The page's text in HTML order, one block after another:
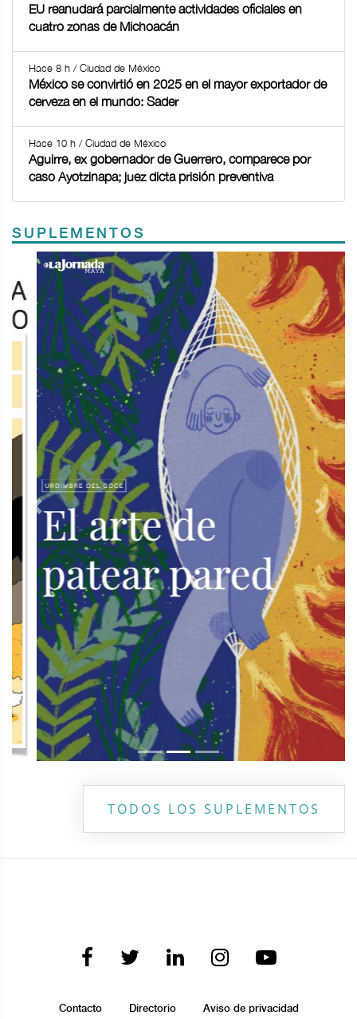
EU reanudará parcialmente actividades oficiales en
cuatro zonas de Michoacán
Hace 8 h / Ciudad de México
México se convirtió en 2025 en el mayor exportador de
cerveza en el mundo: Sader
Hace 10 h / Ciudad de México
Aguirre, ex gobernador de Guerrero, comparece por
caso Ayotzinapa; juez dicta prisión preventiva
SUPLEMENTOS
Previous Next
TODOS LOS SUPLEMENTOS
Contacto Directorio Aviso de privacidad